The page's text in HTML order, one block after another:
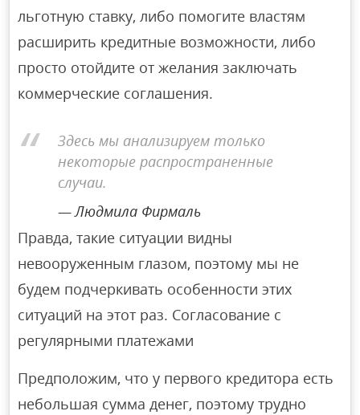
льготную ставку, либо помогите властям
расширить кредитные возможности, либо
просто отойдите от желания заключать
коммерческие соглашения.
Здесь мы анализируем только
некоторые распространенные
случаи.
Людмила Фирмаль
Правда, такие ситуации видны
невооруженным глазом, поэтому мы не
будем подчеркивать особенности этих
ситуаций на этот раз. Согласование с
регулярными платежами
Предположим, что у первого кредитора есть
небольшая сумма денег, поэтому трудно